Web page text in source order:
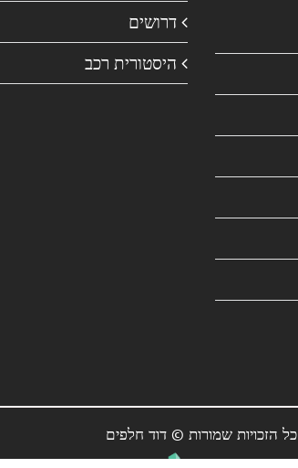
דרושים
היסטורית רכב
כל הזכויות שמורות © דוד חלפים